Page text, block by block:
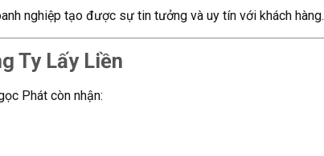
nghiệp tạo được sự tin tưởng và uy tín với khách hàng.
Ty Lấy Liền
Phát còn nhận: